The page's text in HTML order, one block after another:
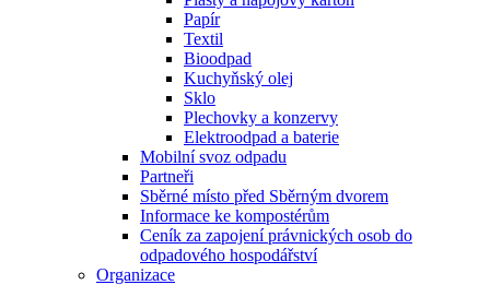
Papír
Textil
Bioodpad
Kuchyňský olej
Sklo
Plechovky a konzervy
Elektroodpad a baterie
Mobilní svoz odpadu
Partneři
Sběrné místo před Sběrným dvorem
Informace ke kompostérům
Ceník za zapojení právnických osob do
odpadového hospodářství
Organizace